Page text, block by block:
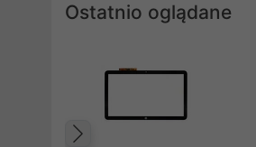
Ostatnio oglądane